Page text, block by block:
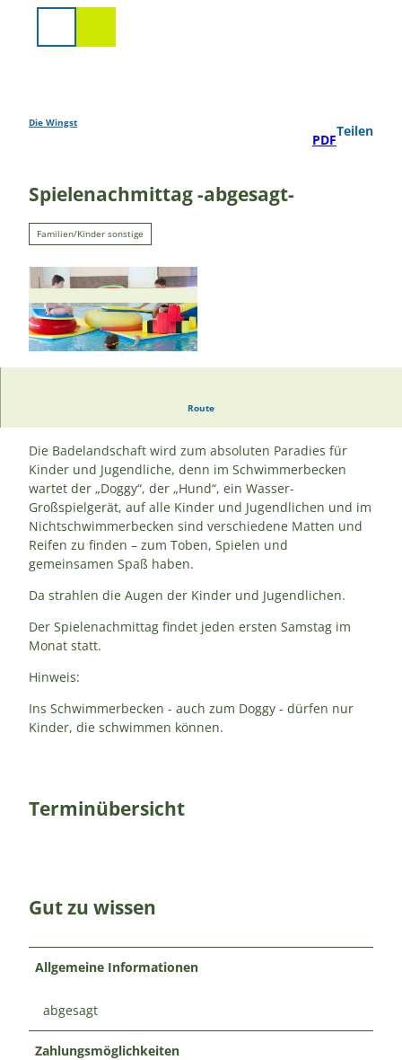
Die Wingst
PDF
Teilen
Spielenachmittag -abgesagt-
Familien/Kinder sonstige
CC-BY-SA
Route
Die Badelandschaft wird zum absoluten Paradies für
Kinder und Jugendliche, denn im Schwimmerbecken
wartet der „Doggy“, der „Hund“, ein Wasser-
Großspielgerät, auf alle Kinder und Jugendlichen und im
Nichtschwimmerbecken sind verschiedene Matten und
Reifen zu finden – zum Toben, Spielen und
gemeinsamen Spaß haben.
Da strahlen die Augen der Kinder und Jugendlichen.
Der Spielenachmittag findet jeden ersten Samstag im
Monat statt.
Hinweis:
Ins Schwimmerbecken - auch zum Doggy - dürfen nur
Kinder, die schwimmen können.
Terminübersicht
Gut zu wissen
Allgemeine Informationen
abgesagt
Zahlungsmöglichkeiten